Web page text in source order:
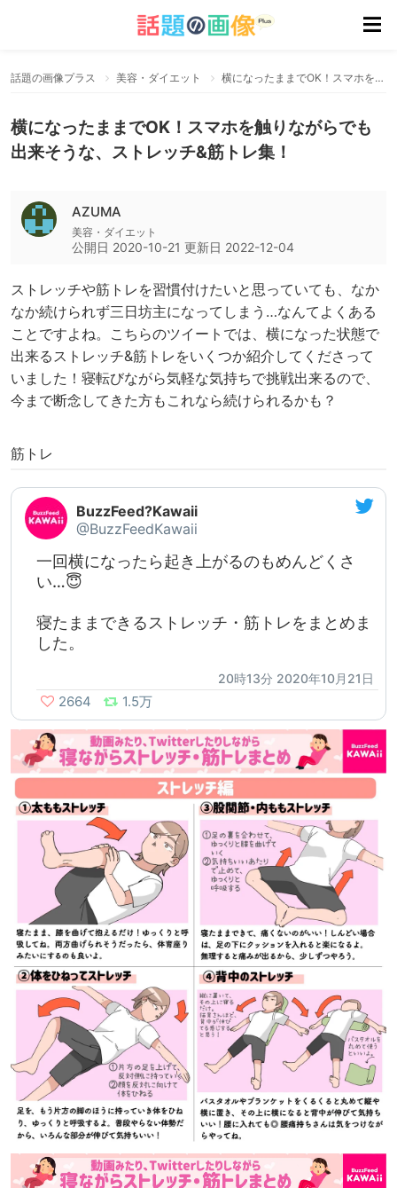
話題の画像プラス 美容・ダイエット 横になったままでOK！スマホを触りながらでも出来そうな、ストレッチ&筋トレ集！
横になったままでOK！スマホを触りながらでも
出来そうな、ストレッチ&筋トレ集！
AZUMA
美容・ダイエット
公開日 2020-10-21 更新日 2022-12-04
ストレッチや筋トレを習慣付けたいと思っていても、なか
なか続けられず三日坊主になってしまう…なんてよくある
ことですよね。こちらのツイートでは、横になった状態で
出来るストレッチ&筋トレをいくつか紹介してくださって
いました！寝転びながら気軽な気持ちで挑戦出来るので、
今まで断念してきた方もこれなら続けられるかも？
筋トレ
BuzzFeed?Kawaii
@BuzzFeedKawaii
一回横になったら起き上がるのもめんどくさ
い…😇
寝たままできるストレッチ・筋トレをまとめま
した。
20時13分 2020年10月21日
2664 1.5万